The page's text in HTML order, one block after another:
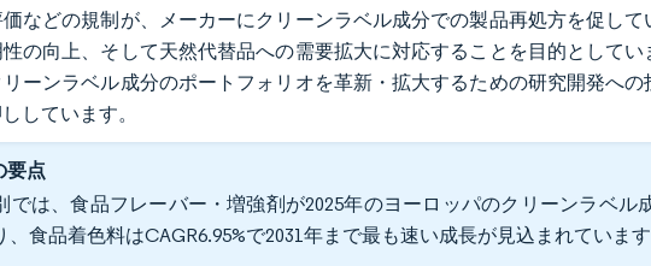
などの規制が、メーカーにクリーンラベル成分での製品再処方を促し
の向上、そして天然代替品への需要拡大に対応することを目的として
ーンラベル成分のポートフォリオを革新・拡大するための研究開発へ
しています。
要点
では、食品フレーバー・増強剤が2025年のヨーロッパのクリーンラベル
、食品着色料はCAGR6.95%で2031年まで最も速い成長が見込まれています